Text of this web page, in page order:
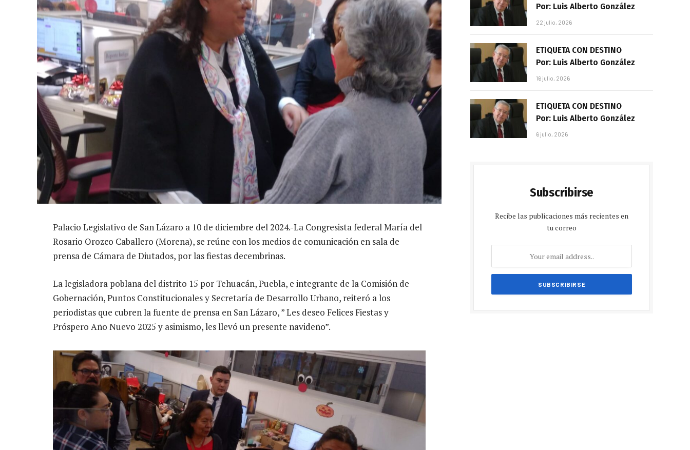
Palacio Legislativo de San Lázaro a 10 de diciembre del 2024.-La Congresista federal María del
Rosario Orozco Caballero (Morena), se reúne con los medios de comunicación en sala de
prensa de Cámara de Diutados, por las fiestas decembrinas.
La legisladora poblana del distrito 15 por Tehuacán, Puebla, e integrante de la Comisión de
Gobernación, Puntos Constitucionales y Secretaría de Desarrollo Urbano, reiteró a los
periodistas que cubren la fuente de prensa en San Lázaro, ” Les deseo Felices Fiestas y
Próspero Año Nuevo 2025 y asimismo, les llevó un presente navideño”.
Por: Luis Alberto González
22 julio, 2026
ETIQUETA CON DESTINO
Por: Luis Alberto González
16 julio, 2026
ETIQUETA CON DESTINO
Por: Luis Alberto González
6 julio, 2026
Subscribirse
Recibe las publicaciones más recientes en
tu correo